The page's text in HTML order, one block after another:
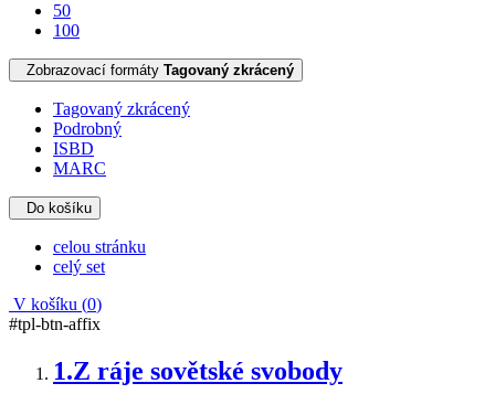
50
100
Zobrazovací formáty Tagovaný zkrácený
Tagovaný zkrácený
Podrobný
ISBD
MARC
Do košíku
celou stránku
celý set
V košíku (0)
#tpl-btn-affix
1.Z ráje sovětské svobody